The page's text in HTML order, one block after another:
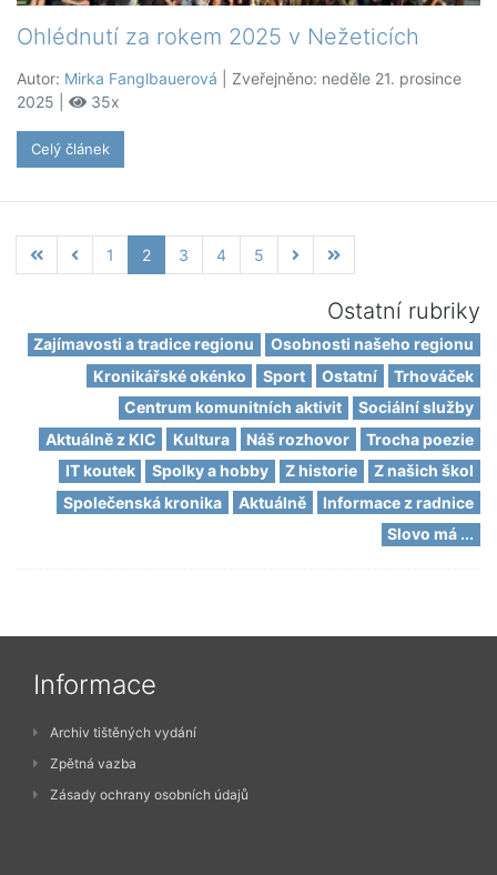
Ohlédnutí za rokem 2025 v Nežeticích
Autor: Mirka Fanglbauerová | Zveřejněno: neděle 21. prosince
2025 |
35x
Celý článek
1 2 3 4 5
Ostatní rubriky
Zajímavosti a tradice regionu
Osobnosti našeho regionu
Kronikářské okénko
Sport Ostatní
Trhováček
Centrum komunitních aktivit
Sociální služby
Aktuálně z KIC
Kultura Náš rozhovor
Trocha poezie
IT koutek
Spolky a hobby Z historie
Z našich škol
Společenská kronika
Aktuálně
Informace z radnice
Slovo má ...
Informace
Archiv tištěných vydání
Zpětná vazba
Zásady ochrany osobních údajů